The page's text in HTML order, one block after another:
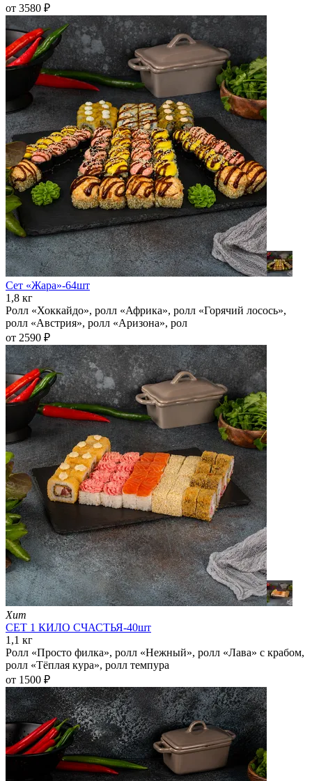
от 3580 ₽
Сет «Жара»-64шт
1,8 кг
Ролл «Хоккайдо», ролл «Африка», ролл «Горячий лосось»,
ролл «Австрия», ролл «Аризона», рол
от 2590 ₽
Хит
СЕТ 1 КИЛО СЧАСТЬЯ-40шт
1,1 кг
Ролл «Просто филка», ролл «Нежный», ролл «Лава» с крабом,
ролл «Тёплая кура», ролл темпура
от 1500 ₽